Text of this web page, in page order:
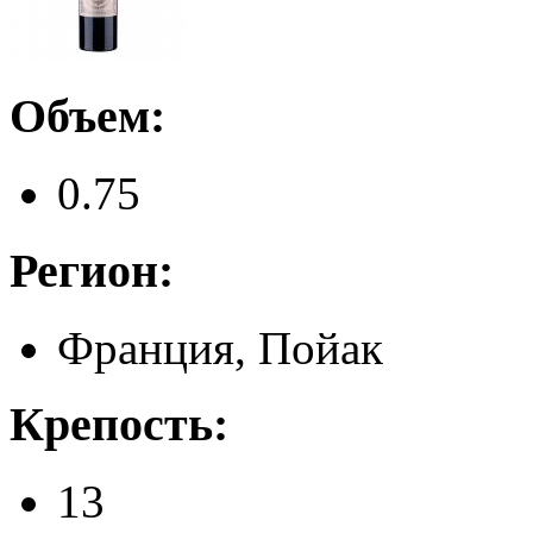
Объем:
0.75
Регион:
Франция, Пойак
Крепость:
13